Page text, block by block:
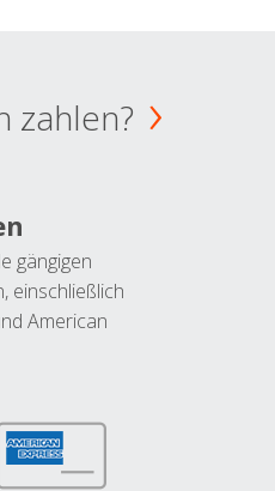
zahlen?
gängigen
einschließlich
American